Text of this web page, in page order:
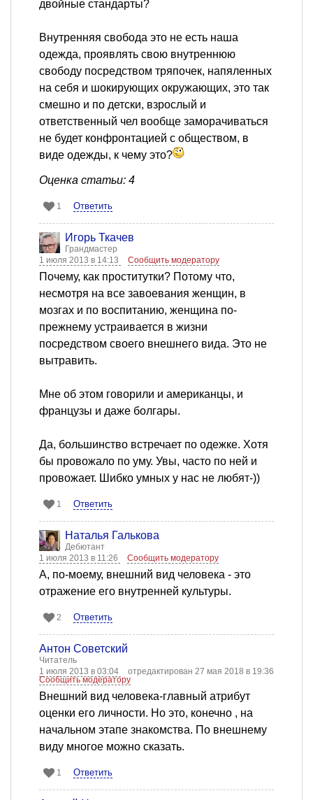
двойные стандарты?
Внутренняя свобода это не есть наша
одежда, проявлять свою внутреннюю
свободу посредством тряпочек, напяленных
на себя и шокирующих окружающих, это так
смешно и по детски, взрослый и
ответственный чел вообще заморачиваться
не будет конфронтацией с обществом, в
виде одежды, к чему это?
Оценка статьи: 4
1 Ответить
Игорь Ткачев
Грандмастер
1 июля 2013 в 14:13
Сообщить модератору
Почему, как проститутки? Потому что,
несмотря на все завоевания женщин, в
мозгах и по воспитанию, женщина по-
прежнему устраивается в жизни
посредством своего внешнего вида. Это не
вытравить.
Мне об этом говорили и американцы, и
французы и даже болгары.
Да, большинство встречает по одежке. Хотя
бы провожало по уму. Увы, часто по ней и
провожает. Шибко умных у нас не любят-))
1 Ответить
Наталья Галькова
Дебютант
1 июля 2013 в 11:26
Сообщить модератору
А, по-моему, внешний вид человека - это
отражение его внутренней культуры.
2 Ответить
Антон Советский
Читатель
1 июля 2013 в 03:04
отредактирован 27 мая 2018 в 19:36
Сообщить модератору
Внешний вид человека-главный атрибут
оценки его личности. Но это, конечно , на
начальном этапе знакомства. По внешнему
виду многое можно сказать.
1 Ответить